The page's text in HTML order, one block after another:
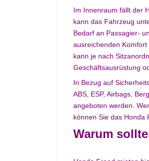
Im Innenraum fällt der
kann das Fahrzeug
Bedarf an Passagier-
ausreichenden
kann je nach
Geschäftsausrüstung
In Bezug auf
ABS, ESP, Airbags,
angeboten werden.
können Sie das Honda
Warum